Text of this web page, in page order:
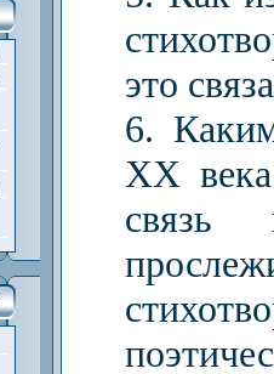
это
6.
ХХ века
связь